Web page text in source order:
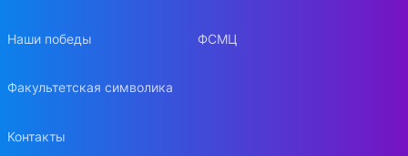
Наши победы
Факультетская символика
Контакты
ФСМЦ